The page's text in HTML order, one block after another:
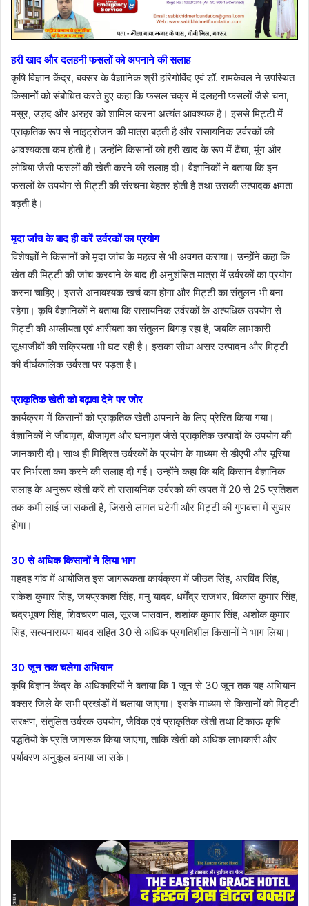
हरी खाद और दलहनी फसलों को अपनाने की सलाह
कृषि विज्ञान केंद्र, बक्सर के वैज्ञानिक श्री हरिगोविंद एवं डॉ. रामकेवल ने उपस्थित
किसानों को संबोधित करते हुए कहा कि फसल चक्र में दलहनी फसलों जैसे चना,
मसूर, उड़द और अरहर को शामिल करना अत्यंत आवश्यक है। इससे मिट्टी में
प्राकृतिक रूप से नाइट्रोजन की मात्रा बढ़ती है और रासायनिक उर्वरकों की
आवश्यकता कम होती है। उन्होंने किसानों को हरी खाद के रूप में ढैंचा, मूंग और
लोबिया जैसी फसलों की खेती करने की सलाह दी। वैज्ञानिकों ने बताया कि इन
फसलों के उपयोग से मिट्टी की संरचना बेहतर होती है तथा उसकी उत्पादक क्षमता
बढ़ती है।
मृदा जांच के बाद ही करें उर्वरकों का प्रयोग
विशेषज्ञों ने किसानों को मृदा जांच के महत्व से भी अवगत कराया। उन्होंने कहा कि
खेत की मिट्टी की जांच करवाने के बाद ही अनुशंसित मात्रा में उर्वरकों का प्रयोग
करना चाहिए। इससे अनावश्यक खर्च कम होगा और मिट्टी का संतुलन भी बना
रहेगा। कृषि वैज्ञानिकों ने बताया कि रासायनिक उर्वरकों के अत्यधिक उपयोग से
मिट्टी की अम्लीयता एवं क्षारीयता का संतुलन बिगड़ रहा है, जबकि लाभकारी
सूक्ष्मजीवों की सक्रियता भी घट रही है। इसका सीधा असर उत्पादन और मिट्टी
की दीर्घकालिक उर्वरता पर पड़ता है।
प्राकृतिक खेती को बढ़ावा देने पर जोर
कार्यक्रम में किसानों को प्राकृतिक खेती अपनाने के लिए प्रेरित किया गया।
वैज्ञानिकों ने जीवामृत, बीजामृत और घनामृत जैसे प्राकृतिक उत्पादों के उपयोग की
जानकारी दी। साथ ही मिश्रित उर्वरकों के प्रयोग के माध्यम से डीएपी और यूरिया
पर निर्भरता कम करने की सलाह दी गई। उन्होंने कहा कि यदि किसान वैज्ञानिक
सलाह के अनुरूप खेती करें तो रासायनिक उर्वरकों की खपत में 20 से 25 प्रतिशत
तक कमी लाई जा सकती है, जिससे लागत घटेगी और मिट्टी की गुणवत्ता में सुधार
होगा।
30 से अधिक किसानों ने लिया भाग
महदह गांव में आयोजित इस जागरूकता कार्यक्रम में जीउत सिंह, अरविंद सिंह,
राकेश कुमार सिंह, जयप्रकाश सिंह, मनु यादव, धर्मेंद्र राजभर, विकास कुमार सिंह,
चंद्रभूषण सिंह, शिवचरण पाल, सूरज पासवान, शशांक कुमार सिंह, अशोक कुमार
सिंह, सत्यनारायण यादव सहित 30 से अधिक प्रगतिशील किसानों ने भाग लिया।
30 जून तक चलेगा अभियान
कृषि विज्ञान केंद्र के अधिकारियों ने बताया कि 1 जून से 30 जून तक यह अभियान
बक्सर जिले के सभी प्रखंडों में चलाया जाएगा। इसके माध्यम से किसानों को मिट्टी
संरक्षण, संतुलित उर्वरक उपयोग, जैविक एवं प्राकृतिक खेती तथा टिकाऊ कृषि
पद्धतियों के प्रति जागरूक किया जाएगा, ताकि खेती को अधिक लाभकारी और
पर्यावरण अनुकूल बनाया जा सके।